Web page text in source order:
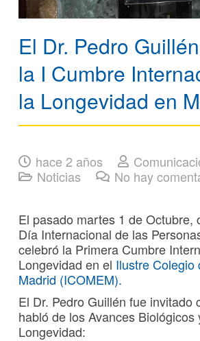
El Dr. Pedro
la I Cumbre
la Longevidad en
hace 2 años
Noticias
No hay
El pasado martes 1 de Octubre,
Día Internacional de las
celebró la Primera Cumbre
Longevidad en el Ilustre Colegio
Madrid (ICOMEM).
El Dr. Pedro Guillén fue invitado
habló de los Avances
Longevidad: